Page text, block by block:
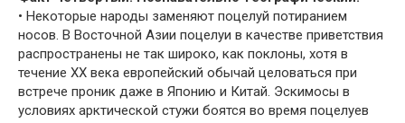
• Некоторые народы заменяют поцелуй потиранием
носов. В Восточной Азии поцелуи в качестве приветствия
распространены не так широко, как поклоны, хотя в
течение XX века европейский обычай целоваться при
встрече проник даже в Японию и Китай. Эскимосы в
условиях арктической стужи боятся во время поцелуев